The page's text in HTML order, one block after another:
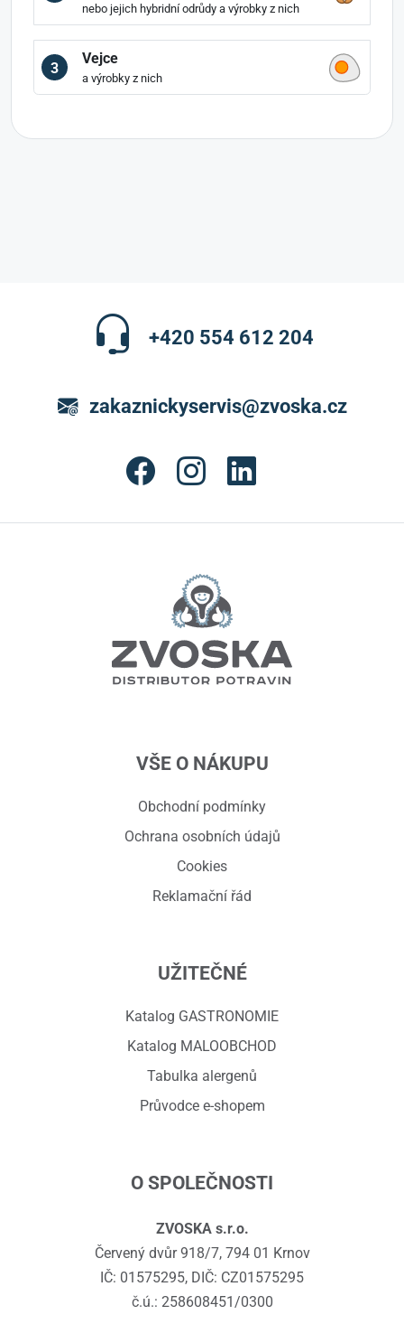
nebo jejich hybridní odrůdy a výrobky z nich
3
Vejce
a výrobky z nich
+420 554 612 204
zakaznickyservis@zvoska.cz
VŠE O NÁKUPU
Obchodní podmínky
Ochrana osobních údajů
Cookies
Reklamační řád
UŽITEČNÉ
Katalog GASTRONOMIE
Katalog MALOOBCHOD
Tabulka alergenů
Průvodce e-shopem
O SPOLEČNOSTI
ZVOSKA s.r.o.
Červený dvůr 918/7, 794 01 Krnov
IČ: 01575295, DIČ: CZ01575295
č.ú.: 258608451/0300